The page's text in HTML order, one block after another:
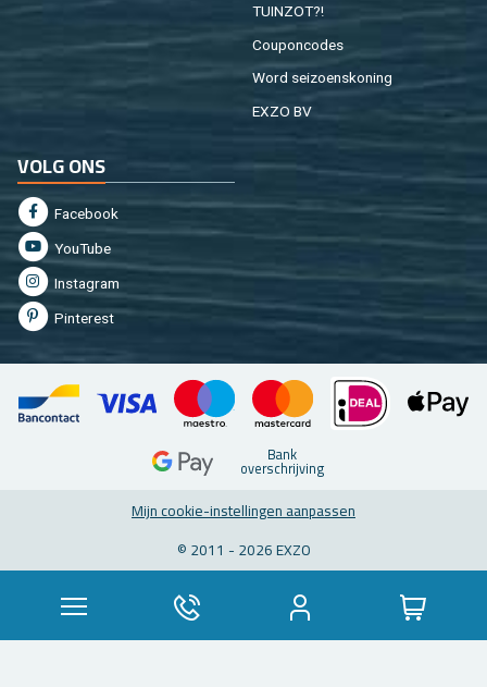
TUIN­ZOT?!
Cou­pon­co­des
Word sei­zoens­ko­ning
EXZO BV
VOLG ONS
Fa­cebook
You­Tu­be
In­st­agram
Pin­te­rest
Bank
over­schrij­ving
Mijn coo­kie-in­stel­lin­gen aan­pas­sen
© 2011 - 2026 EXZO